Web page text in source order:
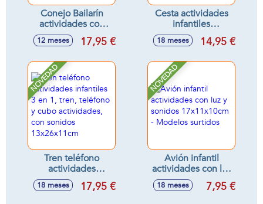
Conejo Bailarín
actividades con
luces y sonidos,
20x15x11cm
12 meses 17,95 €
Cesta actividades
infantiles
25x18x14cm
18 meses 14,95 €
NOVEDAD
Tren teléfono
actividades
infantiles 3 en 1,
tren, teléfono y
18 meses 17,95 €
NOVEDAD
Avión infantil
actividades con luz
y sonidos
17x11x10cm -
18 meses 7,95 €